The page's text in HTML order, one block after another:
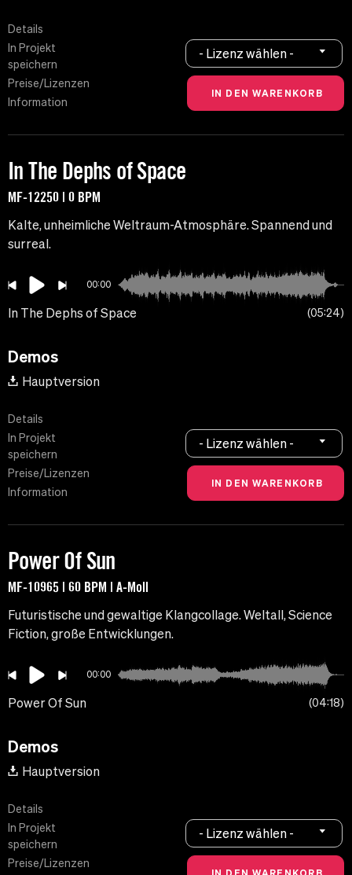
Details
In Projekt
speichern
Preise/Lizenzen
Information
- Lizenz wählen -
In The Dephs of Space
MF-12250 | 0 BPM
Kalte, unheimliche Weltraum-Atmosphäre. Spannend und
surreal.
00:00
In The Dephs of Space 05:24
Demos
Hauptversion
Details
In Projekt
speichern
Preise/Lizenzen
Information
- Lizenz wählen -
Power Of Sun
MF-10965 | 60 BPM | A-Moll
Futuristische und gewaltige Klangcollage. Weltall, Science
Fiction, große Entwicklungen.
00:00
Power Of Sun 04:18
Demos
Hauptversion
Details
In Projekt
speichern
Preise/Lizenzen
- Lizenz wählen -